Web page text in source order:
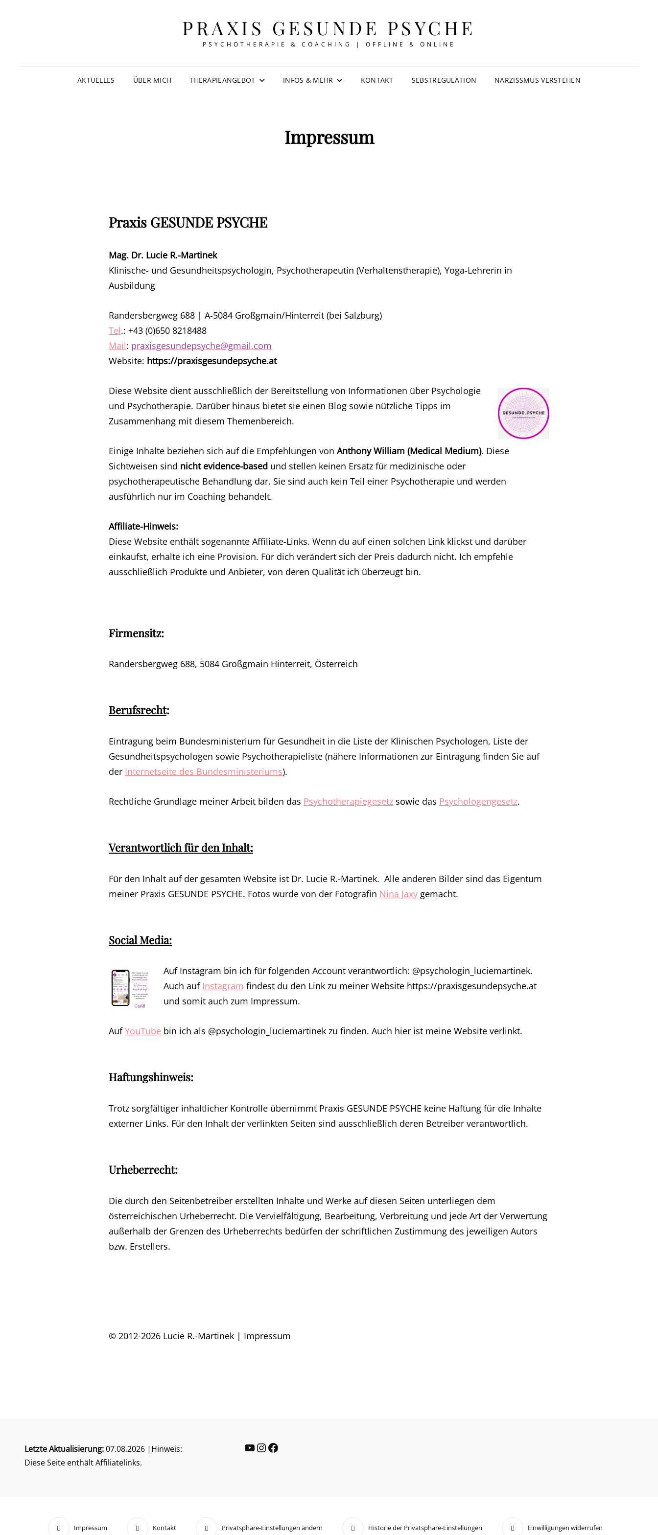
PRAXIS GESUNDE PSYCHE
PSYCHOTHERAPIE & COACHING | OFFLINE & ONLINE
AKTUELLES ÜBER MICH THERAPIEANGEBOT INFOS & MEHR KONTAKT SEBSTREGULATION NARZISSMUS VERSTEHEN
Impressum
Praxis GESUNDE PSYCHE
Mag. Dr. Lucie R.-Martinek
Klinische- und Gesundheitspsychologin, Psychotherapeutin (Verhaltenstherapie), Yoga-Lehrerin in
Ausbildung
Randersbergweg 688 | A-5084 Großgmain/Hinterreit (bei Salzburg)
Tel.: +43 (0)650 8218488
Mail: praxisgesundepsyche@gmail.com
Website: https://praxisgesundepsyche.at
Diese Website dient ausschließlich der Bereitstellung von Informationen über Psychologie
und Psychotherapie. Darüber hinaus bietet sie einen Blog sowie nützliche Tipps im
Zusammenhang mit diesem Themenbereich.
Einige Inhalte beziehen sich auf die Empfehlungen von Anthony William (Medical Medium). Diese
Sichtweisen sind nicht evidence-based und stellen keinen Ersatz für medizinische oder
psychotherapeutische Behandlung dar. Sie sind auch kein Teil einer Psychotherapie und werden
ausführlich nur im Coaching behandelt.
Affiliate-Hinweis:
Diese Website enthält sogenannte Affiliate-Links. Wenn du auf einen solchen Link klickst und darüber
einkaufst, erhalte ich eine Provision. Für dich verändert sich der Preis dadurch nicht. Ich empfehle
ausschließlich Produkte und Anbieter, von deren Qualität ich überzeugt bin.
Firmensitz:
Randersbergweg 688, 5084 Großgmain Hinterreit, Österreich
Berufsrecht:
Eintragung beim Bundesministerium für Gesundheit in die Liste der Klinischen Psychologen, Liste der
Gesundheitspsychologen sowie Psychotherapieliste (nähere Informationen zur Eintragung finden Sie auf
der Internetseite des Bundesministeriums).
Rechtliche Grundlage meiner Arbeit bilden das Psychotherapiegesetz sowie das Psychologengesetz.
Verantwortlich für den Inhalt:
Für den Inhalt auf der gesamten Website ist Dr. Lucie R.-Martinek. Alle anderen Bilder sind das Eigentum
meiner Praxis GESUNDE PSYCHE. Fotos wurde von der Fotografin Nina Jaxy gemacht.
Social Media:
Auf Instagram bin ich für folgenden Account verantwortlich: @psychologin_luciemartinek.
Auch auf Instagram findest du den Link zu meiner Website https://praxisgesundepsyche.at
und somit auch zum Impressum.
AufYouTube bin ich als @psychologin_luciemartinek zu finden. Auch hier ist meine Website verlinkt.
Haftungshinweis:
Trotz sorgfältiger inhaltlicher Kontrolle übernimmt Praxis GESUNDE PSYCHE keine Haftung für die Inhalte
externer Links. Für den Inhalt der verlinkten Seiten sind ausschließlich deren Betreiber verantwortlich.
Urheberrecht:
Die durch den Seitenbetreiber erstellten Inhalte und Werke auf diesen Seiten unterliegen dem
österreichischen Urheberrecht. Die Vervielfältigung, Bearbeitung, Verbreitung und jede Art der Verwertung
außerhalb der Grenzen des Urheberrechts bedürfen der schriftlichen Zustimmung des jeweiligen Autors
bzw. Erstellers.
© 2012-2026 Lucie R.-Martinek | Impressum
Letzte Aktualisierung:07.08.2026 |Hinweis:
Diese Seite enthält Affiliatelinks.
YouTube
Instagram
Facebook
Impressum Kontakt Privatsphäre-Einstellungen ändern Historie der Privatsphäre-Einstellungen Einwilligungen widerrufen